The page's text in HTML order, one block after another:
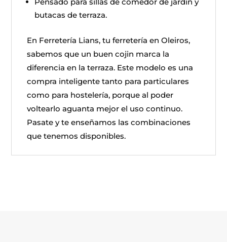
butacas de terraza.
En Ferretería Lians, tu ferretería en Oleiros,
sabemos que un buen cojin marca la
diferencia en la terraza. Este modelo es una
compra inteligente tanto para particulares
como para hostelería, porque al poder
voltearlo aguanta mejor el uso continuo.
Pasate y te enseñamos las combinaciones
que tenemos disponibles.